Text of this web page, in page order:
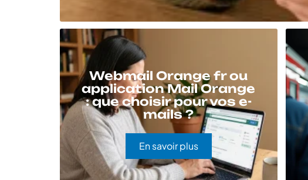
Webmail Orange fr ou
application Mail Orange
: que choisir pour vos e-
mails ?
En savoir plus